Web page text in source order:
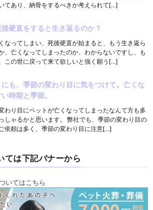
てあり、納骨をするべきか考えられて[…]
硬直をすると生き返るのか？
なってしまい、死後硬直が始まると、もう生き返ら
、亡くなってしまったのか、わからないですし、も
この世に戻って来て欲しいと強く願う[…]
も、季節の変わり目に気をつけて。亡くな
時期と季節。
わり目にペットが亡くなってしまったなんて方も多
しゃるかと思います。 弊社でも、季節の変わり目の
依頼は多く、季節の変わり目に注意[…]
ては下記バナーから
いてはこちら